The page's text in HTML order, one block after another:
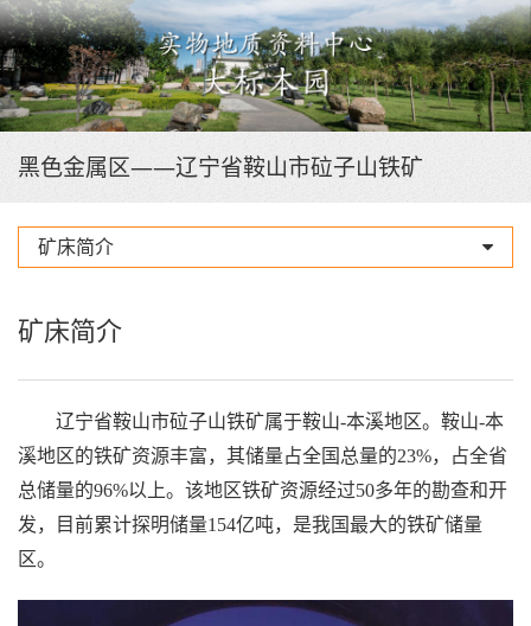
黑色金属区——辽宁省鞍山市砬子山铁矿
矿床简介
矿床简介
辽宁省鞍山市砬子山铁矿属于鞍山-本溪地区。鞍山-本
溪地区的铁矿资源丰富，其储量占全国总量的23%，占全省
总储量的96%以上。该地区铁矿资源经过50多年的勘查和开
发，目前累计探明储量154亿吨，是我国最大的铁矿储量
区。